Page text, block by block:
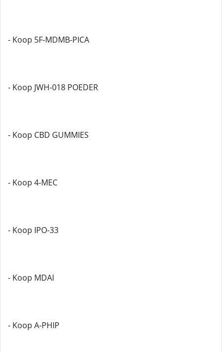
- Koop 5F-MDMB-PICA
- Koop JWH-018 POEDER
- Koop CBD GUMMIES
- Koop 4-MEC
- Koop IPO-33
- Koop MDAI
- Koop A-PHIP